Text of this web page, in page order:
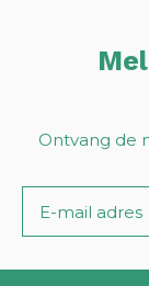
Ontvang de